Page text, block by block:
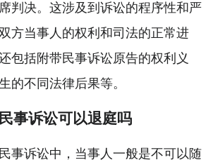
判决。这涉及到诉讼的程序性和严
方当事人的权利和司法的正常进
包括附带民事诉讼原告的权利义
的不同法律后果等。
事诉讼可以退庭吗
事诉讼中，当事人一般是不可以随